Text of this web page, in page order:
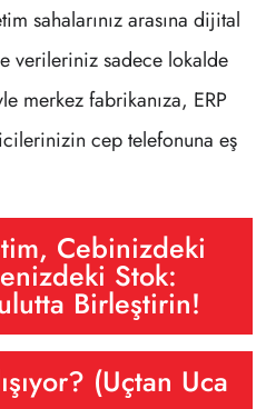
sahalarınız arasına dijital
verileriniz sadece lokalde
merkez fabrikanıza, ERP
cep telefonuna eş
Cebinizdeki
Stok:
Birleştirin!
(Uçtan Uca